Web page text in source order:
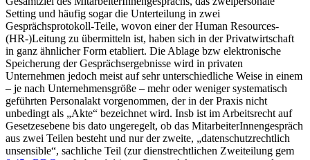
Setting und häufig sogar die Unterteilung in zwei
Gesprächsprotokoll-Teile, wovon einer der Human Resources-
(HR-)Leitung zu übermitteln ist, haben sich in der Privatwirtschaft
in ganz ähnlicher Form etabliert. Die Ablage bzw elektronische
Speicherung der Gesprächsergebnisse wird in privaten
Unternehmen jedoch meist auf sehr unterschiedliche Weise in einem
– je nach Unternehmensgröße – mehr oder weniger systematisch
geführten Personalakt vorgenommen, der in der Praxis nicht
unbedingt als „Akte“ bezeichnet wird. Insb ist im Arbeitsrecht auf
Gesetzesebene bis dato ungeregelt, ob das MitarbeiterInnengespräch
aus zwei Teilen besteht und nur der zweite, „datenschutzrechtlich
unsensible“, sachliche Teil (zur dienstrechtlichen Zweiteilung gem